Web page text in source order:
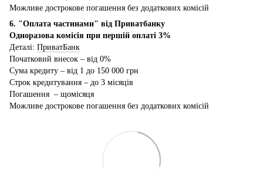
Можливе дострокове погашення без додаткових комісій
6. "Оплата частинами" від Приватбанку
Одноразова комісія при першій оплаті 3%
Деталі: ПриватБанк
Початковий внесок – від 0%
Сума кредиту – від 1 до 150 000 грн
Строк кредитування – до 3 місяців
Погашення – щомісяця
Можливе дострокове погашення без додаткових комісій